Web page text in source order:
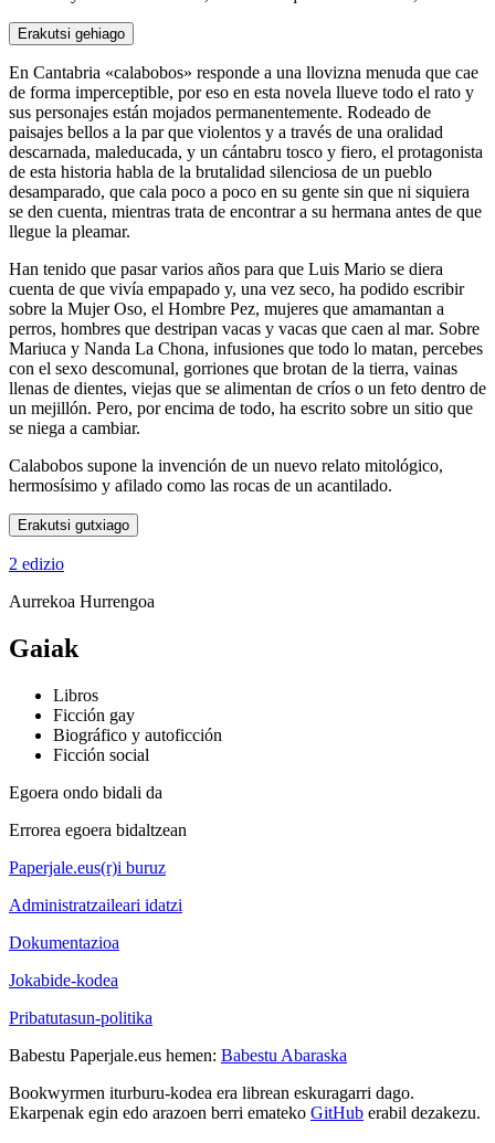
Erakutsi gehiago
En Cantabria «calabobos» responde a una llovizna menuda que cae
de forma imperceptible, por eso en esta novela llueve todo el rato y
sus personajes están mojados permanentemente. Rodeado de
paisajes bellos a la par que violentos y a través de una oralidad
descarnada, maleducada, y un cántabru tosco y fiero, el protagonista
de esta historia habla de la brutalidad silenciosa de un pueblo
desamparado, que cala poco a poco en su gente sin que ni siquiera
se den cuenta, mientras trata de encontrar a su hermana antes de que
llegue la pleamar.
Han tenido que pasar varios años para que Luis Mario se diera
cuenta de que vivía empapado y, una vez seco, ha podido escribir
sobre la Mujer Oso, el Hombre Pez, mujeres que amamantan a
perros, hombres que destripan vacas y vacas que caen al mar. Sobre
Mariuca y Nanda La Chona, infusiones que todo lo matan, percebes
con el sexo descomunal, gorriones que brotan de la tierra, vainas
llenas de dientes, viejas que se alimentan de críos o un feto dentro de
un mejillón. Pero, por encima de todo, ha escrito sobre un sitio que
se niega a cambiar.
Calabobos supone la invención de un nuevo relato mitológico,
hermosísimo y afilado como las rocas de un acantilado.
Erakutsi gutxiago
2 edizio
Aurrekoa Hurrengoa
Gaiak
Libros
Ficción gay
Biográfico y autoficción
Ficción social
Egoera ondo bidali da
Errorea egoera bidaltzean
Paperjale.eus(r)i buruz
Administratzaileari idatzi
Dokumentazioa
Jokabide-kodea
Pribatutasun-politika
Babestu Paperjale.eus hemen: Babestu Abaraska
Bookwyrmen iturburu-kodea era librean eskuragarri dago.
Ekarpenak egin edo arazoen berri emateko GitHub erabil dezakezu.